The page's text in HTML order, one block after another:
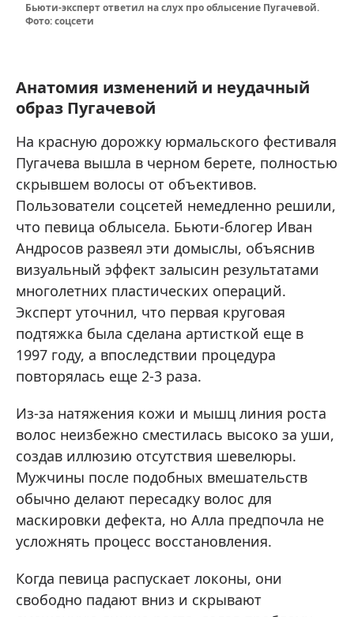
Бьюти-эксперт ответил на слух про облысение Пугачевой.
Фото: соцсети
Анатомия изменений и неудачный
образ Пугачевой
На красную дорожку юрмальского фестиваля
Пугачева вышла в черном берете, полностью
скрывшем волосы от объективов.
Пользователи соцсетей немедленно решили,
что певица облысела. Бьюти-блогер Иван
Андросов развеял эти домыслы, объяснив
визуальный эффект залысин результатами
многолетних пластических операций.
Эксперт уточнил, что первая круговая
подтяжка была сделана артисткой еще в
1997 году, а впоследствии процедура
повторялась еще 2-3 раза.
Из-за натяжения кожи и мышц линия роста
волос неизбежно сместилась высоко за уши,
создав иллюзию отсутствия шевелюры.
Мужчины после подобных вмешательств
обычно делают пересадку волос для
маскировки дефекта, но Алла предпочла не
усложнять процесс восстановления.
Когда певица распускает локоны, они
свободно падают вниз и скрывают